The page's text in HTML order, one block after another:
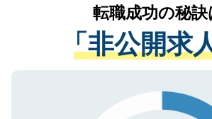
は、個人情報の取り扱いに
管理基準を満たした事業者
る、プライバシーマークを
で、機密保持に関してもご
かがいして、現在の医療機
経験をまじえながら、適切
させていただきます。すぐ
ない方には、長期的なサポ
ので、まずはご登録くださ
転職成功の秘訣
「非公開求